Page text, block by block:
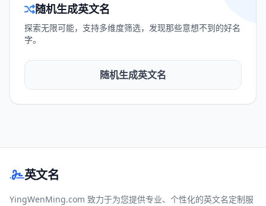
随机生成英文名
探索无限可能，支持多维度筛选，发现那些意想不到的好名
字。
随机生成英文名
英文名
YingWenMing.com 致力于为您提供专业、个性化的英文名定制服